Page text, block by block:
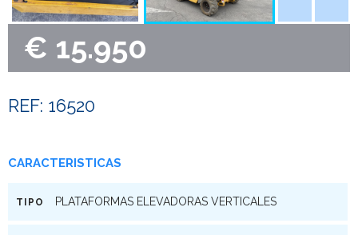
€ 15.950
REF: 16520
CARACTERISTICAS
TIPO PLATAFORMAS ELEVADORAS VERTICALES